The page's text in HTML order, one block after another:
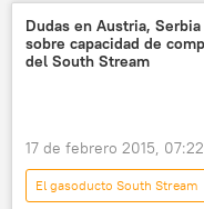
South Stream
gasoducto
Dudas en Austria,
sobre capacidad de
del South Stream
17 de febrero 2015,
El gasoducto South Stream